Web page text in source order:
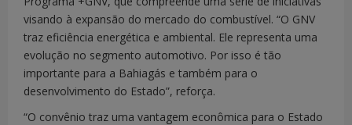
visando à expansão do mercado do combustível. “O GNV
traz eficiência energética e ambiental. Ele representa uma
evolução no segmento automotivo. Por isso é tão
importante para a Bahiagás e também para o
desenvolvimento do Estado”, reforça.
“O convênio traz uma vantagem econômica para o Estado